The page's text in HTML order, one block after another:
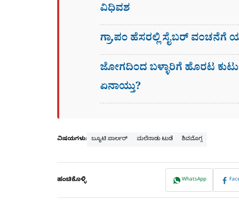
ವಿಧಿವಶ
ಗ್ರಾ,ಪಂ ಹೆಸರಲ್ಲಿ ಸೈಬ‌ರ್
ಜೋಗದಿಂದ ಬಳ್ಳಾರಿಗೆ ಹೊರಟ
ಏನಾಯ್ತು?
ವಿಷಯಗಳು: ಬ್ಯೂಟಿ ಪಾರ್ಲರ್​ ಮಲೆನಾಡು ಟುಡೆ ಶಿವಮೊಗ್ಗ
ಹಂಚಿಕೊಳ್ಳಿ WhatsApp